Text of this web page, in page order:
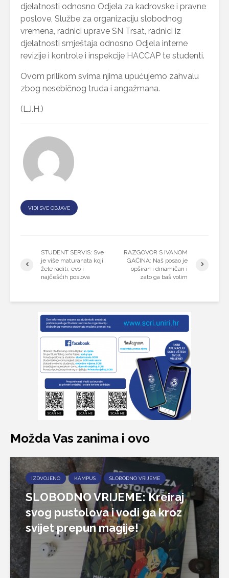
djelatnosti odnosno Odjela za kadrovske i pravne
poslove, Službe za organizaciju slobodnog
vremena, radnici uprave SN Trsat, radnici iz
djelatnosti smještaja odnosno Odjela interne
revizije i kontrole i inspekcije HACCAP te studenti.
Ovom prilikom svima njima upućujemo zahvalu
zbog nesebičnog truda i angažmana.
(LJ.H.)
VIDI SVE OBJAVE
STUDENT SERVIS: Sve
je više maturanata koji
žele raditi, evo i
najčešćih poslova
RAZGOVOR S IVANOM
GAĆINA: Naš posao je
opširan i dinamičan i
zato ga baš volim
Možda Vas zanima i ovo
IZDVOJENO KAMPUS SLOBODNO VRIJEME
SLOBODNO VRIJEME: Kreiraj
svog pustolova i vodi ga kroz
svijet prepun magije!